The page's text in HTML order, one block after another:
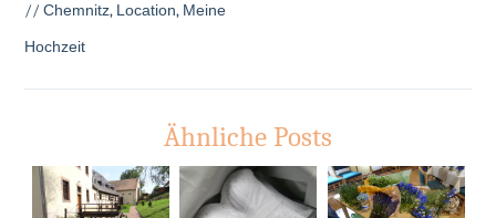
//Chemnitz, Location, Meine
Hochzeit
Ähnliche Posts